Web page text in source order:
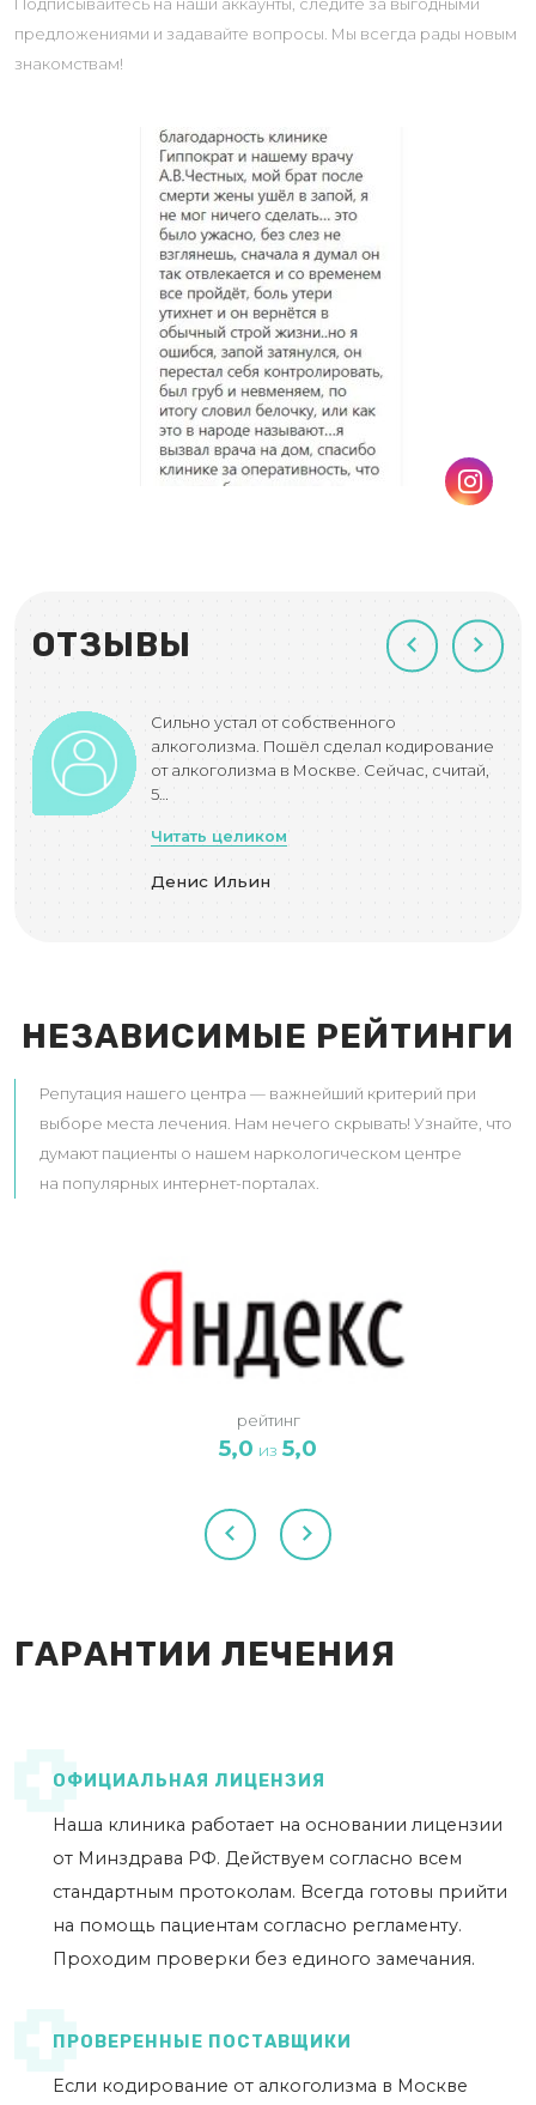
Подписывайтесь на наши аккаунты, следите за выгодными
предложениями и задавайте вопросы. Мы всегда рады новым
знакомствам!
ОТЗЫВЫ
Сильно устал от собственного
алкоголизма. Пошёл сделал кодирование
от алкоголизма в Москве. Сейчас, считай,
5…
Читать целиком
Денис Ильин
НЕЗАВИСИМЫЕ РЕЙТИНГИ
Репутация нашего центра — важнейший критерий при
выборе места лечения. Нам нечего скрывать! Узнайте, что
думают пациенты о нашем наркологическом центре
на популярных интернет-порталах.
рейтинг
5,0 из 5,0
ГАРАНТИИ ЛЕЧЕНИЯ
ОФИЦИАЛЬНАЯ ЛИЦЕНЗИЯ
Наша клиника работает на основании лицензии
от Минздрава РФ. Действуем согласно всем
стандартным протоколам. Всегда готовы прийти
на помощь пациентам согласно регламенту.
Проходим проверки без единого замечания.
ПРОВЕРЕННЫЕ ПОСТАВЩИКИ
Если кодирование от алкоголизма в Москве